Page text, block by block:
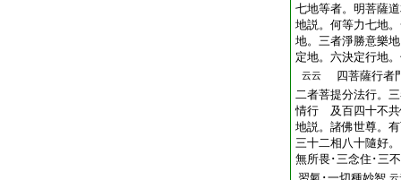
七地等者。明菩薩
地説。何等力七地
地。三者淨勝意樂
定地。六決定行地
云云
四菩薩行者
二者菩提分法行。
情行 及百四十不共
地説。諸佛世尊。
三十二相八十隨好
無所畏･三念住･三
云